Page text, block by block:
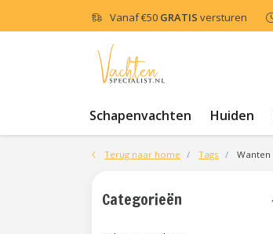
Vanaf€50 GRATIS versturen
Schapenvachten Huiden
Terug naar home Tags Wanten
Categorieën